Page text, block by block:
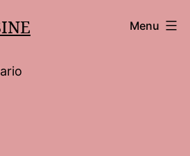
Menu